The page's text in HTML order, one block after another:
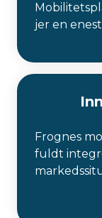
jer en
Frognes
fuldt